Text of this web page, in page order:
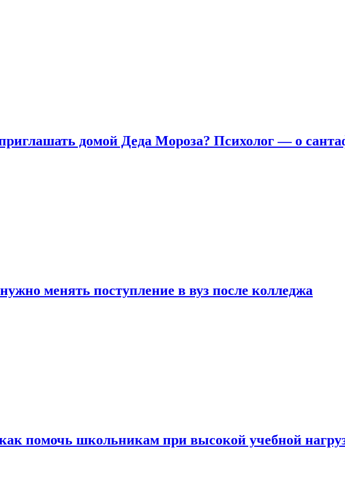
домой Деда Мороза? Психолог — о
менять поступление в вуз после колледжа
помочь школьникам при высокой учебной